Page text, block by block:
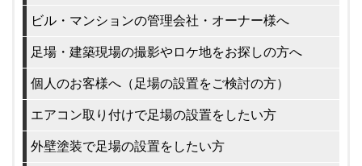
ビル・マンションの管理会社・オーナー様へ
足場・建築現場の撮影やロケ地をお探しの方へ
個人のお客様へ（足場の設置をご検討の方）
エアコン取り付けで足場の設置をしたい方
外壁塗装で足場の設置をしたい方